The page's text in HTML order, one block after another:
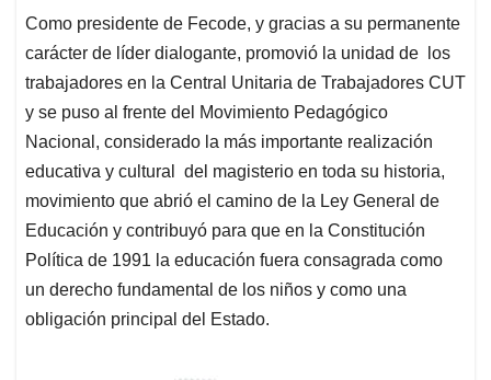
Como presidente de Fecode, y gracias a su permanente
carácter de líder dialogante, promovió la unidad de los
trabajadores en la Central Unitaria de Trabajadores CUT
y se puso al frente del Movimiento Pedagógico
Nacional, considerado la más importante realización
educativa y cultural del magisterio en toda su historia,
movimiento que abrió el camino de la Ley General de
Educación y contribuyó para que en la Constitución
Política de 1991 la educación fuera consagrada como
un derecho fundamental de los niños y como una
obligación principal del Estado.